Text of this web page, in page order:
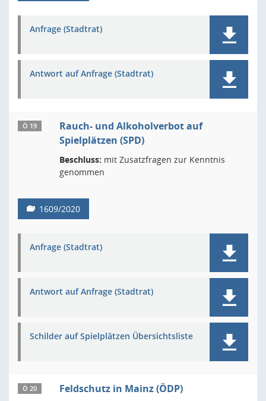
Anfrage (Stadtrat)
Antwort auf Anfrage (Stadtrat)
Ö 19
Rauch- und Alkoholverbot auf
Spielplätzen (SPD)
Beschluss: mit Zusatzfragen zur Kenntnis
genommen
1609/2020
Anfrage (Stadtrat)
Antwort auf Anfrage (Stadtrat)
Schilder auf Spielplätzen Übersichtsliste
Ö 20 Feldschutz in Mainz (ÖDP)